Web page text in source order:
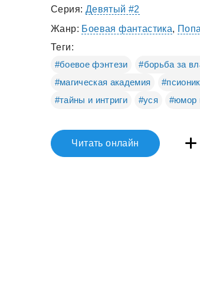
Серия: Девятый #2
Жанр: Боевая фантастика,
Теги:
#боевое фэнтези
#борьба за
#магическая академия
#тайны и интриги
#уся #юмор
Читать онлайн